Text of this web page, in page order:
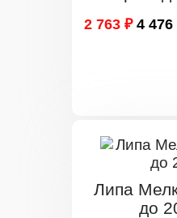
2 763 ₽ 4 476
Липа
до